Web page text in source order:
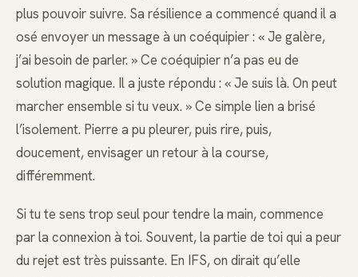
plus pouvoir suivre. Sa résilience a commencé quand il a
osé envoyer un message à un coéquipier : « Je galère,
j’ai besoin de parler. » Ce coéquipier n’a pas eu de
solution magique. Il a juste répondu : « Je suis là. On peut
marcher ensemble si tu veux. » Ce simple lien a brisé
l’isolement. Pierre a pu pleurer, puis rire, puis,
doucement, envisager un retour à la course,
différemment.
Si tu te sens trop seul pour tendre la main, commence
par la connexion à toi. Souvent, la partie de toi qui a peur
du rejet est très puissante. En IFS, on dirait qu’elle